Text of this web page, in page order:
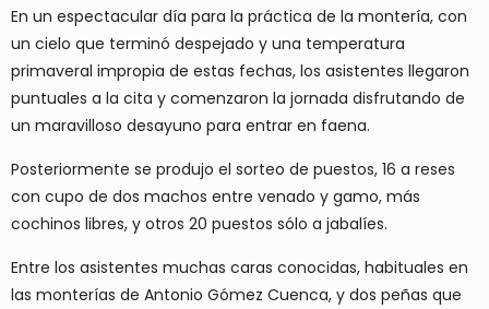
En un espectacular día para la práctica de la montería, con
un cielo que terminó despejado y una temperatura
primaveral impropia de estas fechas, los asistentes llegaron
puntuales a la cita y comenzaron la jornada disfrutando de
un maravilloso desayuno para entrar en faena.
Posteriormente se produjo el sorteo de puestos, 16 a reses
con cupo de dos machos entre venado y gamo, más
cochinos libres, y otros 20 puestos sólo a jabalíes.
Entre los asistentes muchas caras conocidas, habituales en
las monterías de Antonio Gómez Cuenca, y dos peñas que